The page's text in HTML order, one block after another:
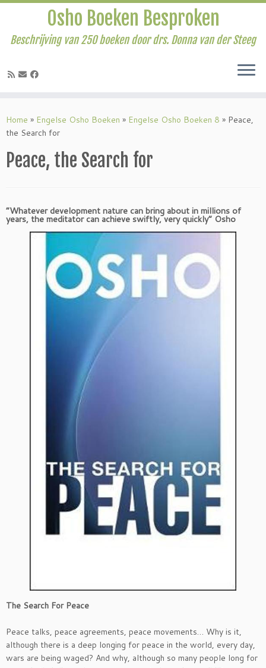
naar
inhoud
Osho Boeken Besproken
Beschrijving van 250 boeken door drs. Donna van der Steeg
Home » Engelse Osho Boeken » Engelse Osho Boeken 8 » Peace,
the Search for
Peace, the Search for
“Whatever development nature can bring about in millions of
years, the meditator can achieve swiftly, very quickly” Osho
The Search For Peace
Peace talks, peace agreements, peace movements… Why is it,
although there is a deep longing for peace in the world, every day,
wars are being waged? And why, although so many people long for